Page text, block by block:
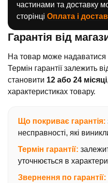
частинами та доставку
сторінці Оплата і
Гарантія від
На товар може надаватися
Термін гарантії залежить
становити 12 або 24 місяці
характеристиках товару.
Що покриває гарантія:
несправності, які
Термін гарантії:
уточнюється в
Звернення по гарантії: